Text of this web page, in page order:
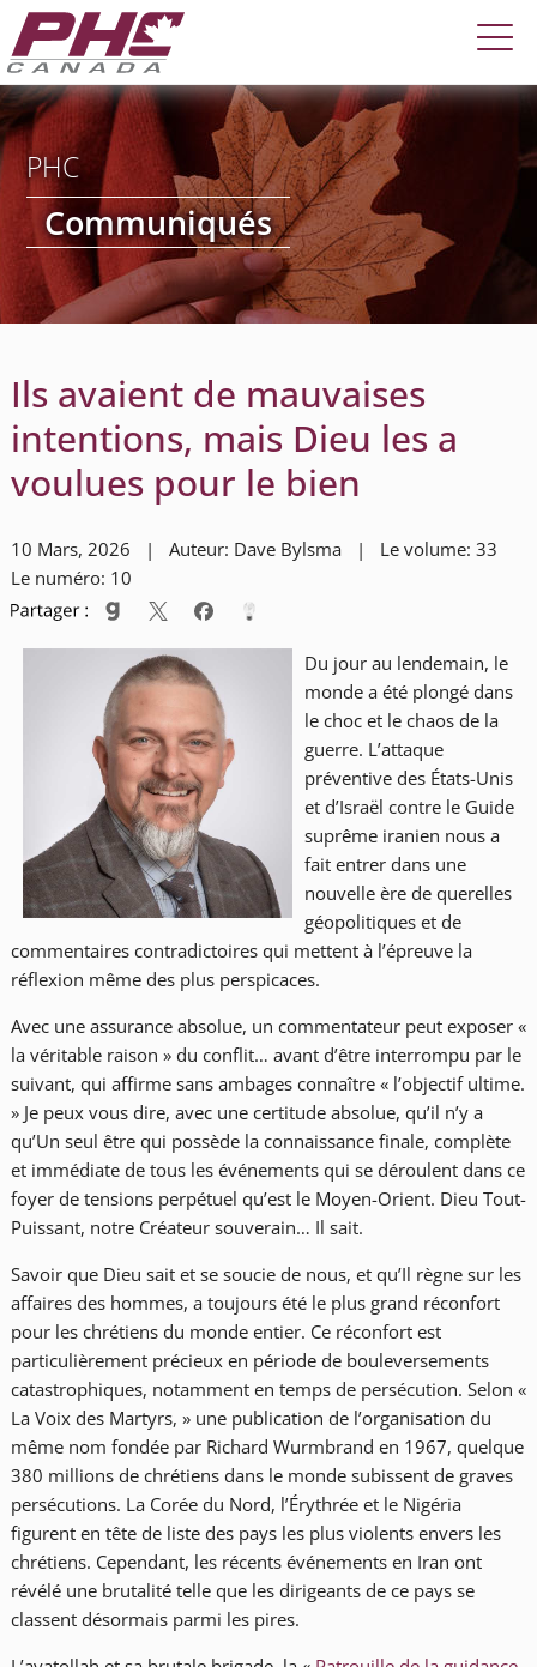
PHC
Communiqués
Ils avaient de mauvaises
intentions, mais Dieu les a
voulues pour le bien
10 Mars, 2026 | Auteur: Dave Bylsma | Le volume: 33
Le numéro: 10
Du jour au lendemain, le
monde a été plongé dans
le choc et le chaos de la
guerre. L’attaque
préventive des États-Unis
et d’Israël contre le Guide
suprême iranien nous a
fait entrer dans une
nouvelle ère de querelles
géopolitiques et de
commentaires contradictoires qui mettent à l’épreuve la
réflexion même des plus perspicaces.
Avec une assurance absolue, un commentateur peut exposer «
la véritable raison » du conflit… avant d’être interrompu par le
suivant, qui affirme sans ambages connaître « l’objectif ultime.
» Je peux vous dire, avec une certitude absolue, qu’il n’y a
qu’Un seul être qui possède la connaissance finale, complète
et immédiate de tous les événements qui se déroulent dans ce
foyer de tensions perpétuel qu’est le Moyen-Orient. Dieu Tout-
Puissant, notre Créateur souverain… Il sait.
Savoir que Dieu sait et se soucie de nous, et qu’Il règne sur les
affaires des hommes, a toujours été le plus grand réconfort
pour les chrétiens du monde entier. Ce réconfort est
particulièrement précieux en période de bouleversements
catastrophiques, notamment en temps de persécution. Selon «
La Voix des Martyrs, » une publication de l’organisation du
même nom fondée par Richard Wurmbrand en 1967, quelque
380 millions de chrétiens dans le monde subissent de graves
persécutions. La Corée du Nord, l’Érythrée et le Nigéria
figurent en tête de liste des pays les plus violents envers les
chrétiens. Cependant, les récents événements en Iran ont
révélé une brutalité telle que les dirigeants de ce pays se
classent désormais parmi les pires.